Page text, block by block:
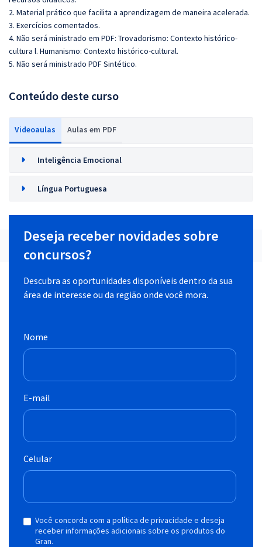
2. Material prático que facilita a aprendizagem de maneira acelerada.
3. Exercícios comentados.
4. Não será ministrado em PDF: Trovadorismo: Contexto histórico-
cultura l. Humanismo: Contexto histórico-cultural.
5. Não será ministrado PDF Sintético.
Conteúdo deste curso
Videoaulas Aulas em PDF
Inteligência Emocional
Língua Portuguesa
Deseja receber novidades sobre
concursos?
Descubra as oportunidades disponíveis dentro da sua
área de interesse ou da região onde você mora.
Nome
E-mail
Celular
Você concorda com a política de privacidade e deseja
receber informações adicionais sobre os produtos do
Gran.